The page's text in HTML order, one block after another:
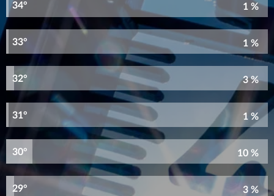
34° 1 %
33° 1 %
32° 3 %
31° 1 %
30° 10 %
29° 3 %